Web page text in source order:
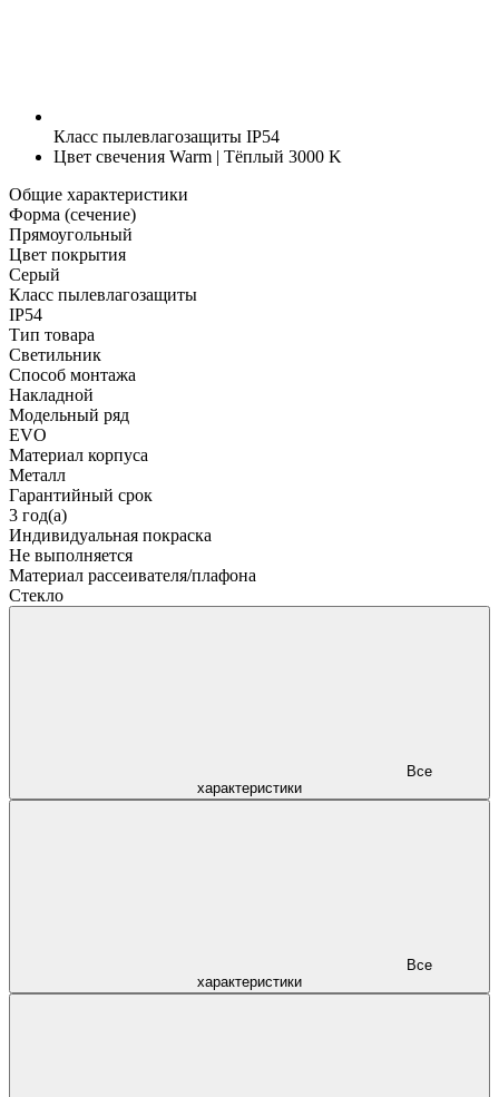
Класс пылевлагозащиты IP54
Цвет свечения Warm | Тёплый 3000 K
Общие характеристики
Форма (сечение)
Прямоугольный
Цвет покрытия
Серый
Класс пылевлагозащиты
IP54
Тип товара
Светильник
Способ монтажа
Накладной
Модельный ряд
EVO
Материал корпуса
Металл
Гарантийный срок
3 год(а)
Индивидуальная покраска
Не выполняется
Материал рассеивателя/плафона
Стекло
характеристики
характеристики